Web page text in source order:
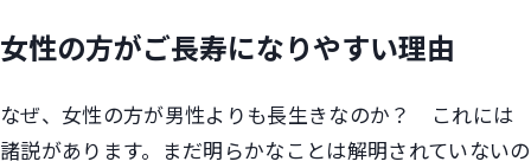
女性の方がご長寿になりやすい理由
なぜ、女性の方が男性よりも長生きなのか？ これには
諸説があります。まだ明らかなことは解明されていないの